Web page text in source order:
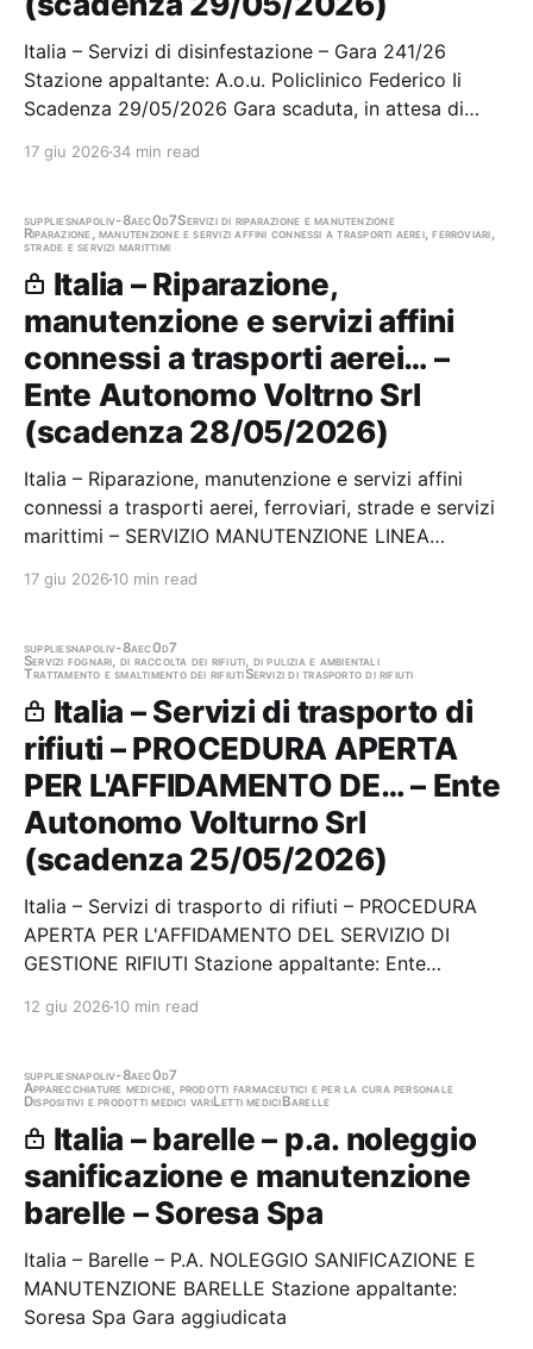
Italia – Servizi di disinfestazione – Gara 241/26
Stazione appaltante: A.o.u. Policlinico Federico Ii
Scadenza 29/05/2026 Gara scaduta, in attesa di
17 giu 2026 34 min read
suppliesnapoliv-8aec0d7Servizi di riparazione e manutenzione
Riparazione, manutenzione e servizi affini connessi a trasporti aerei, ferroviari,
strade e servizi marittimi
Italia – Riparazione,
manutenzione e servizi affini
connessi a trasporti aerei… –
Ente Autonomo Voltrno Srl
(scadenza 28/05/2026)
Italia – Riparazione, manutenzione e servizi affini
connessi a trasporti aerei, ferroviari, strade e servizi
marittimi – SERVIZIO MANUTENZIONE LINEA
IMPIANTI DI TRAZIONE ELETTRICA Stazione
28/05/2026 Gara scaduta,…
17 giu 2026 10 min read
suppliesnapoliv-8aec0d7
Servizi fognari, di raccolta dei rifiuti, di pulizia e ambientali
Trattamento e smaltimento dei rifiutiServizi di trasporto di rifiuti
Italia – Servizi di trasporto di
rifiuti – PROCEDURA APERTA
PER L'AFFIDAMENTO DE… – Ente
Autonomo Volturno Srl
(scadenza 25/05/2026)
Italia – Servizi di trasporto di rifiuti – PROCEDURA
APERTA PER L'AFFIDAMENTO DEL SERVIZIO DI
GESTIONE RIFIUTI Stazione appaltante: Ente
scaduta, in attesa di aggiudicazione
12 giu 2026 10 min read
suppliesnapoliv-8aec0d7
Apparecchiature mediche, prodotti farmaceutici e per la cura personale
Dispositivi e prodotti medici variLetti mediciBarelle
Italia – barelle – p.a. noleggio
sanificazione e manutenzione
barelle – Soresa Spa
Italia – Barelle – P.A. NOLEGGIO SANIFICAZIONE E
MANUTENZIONE BARELLE Stazione appaltante:
Soresa Spa Gara aggiudicata